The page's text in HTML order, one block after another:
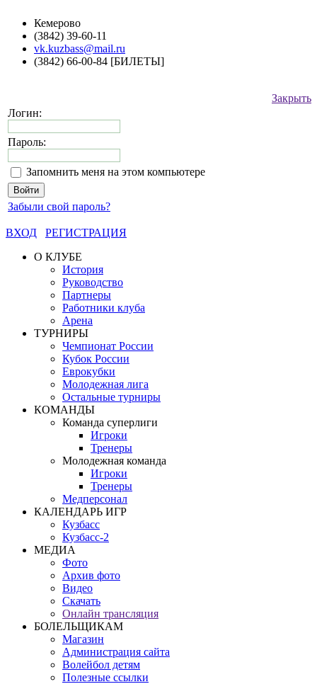
Кемерово
(3842) 39-60-11
vk.kuzbass@mail.ru
(3842) 66-00-84 [БИЛЕТЫ]
Закрыть
Логин:
Пароль:
Запомнить меня на этом компьютере
Забыли свой пароль?
ВХОД
РЕГИСТРАЦИЯ
О КЛУБЕ
История
Руководство
Партнеры
Работники клуба
Арена
ТУРНИРЫ
Чемпионат России
Кубок России
Еврокубки
Молодежная лига
Остальные турниры
КОМАНДЫ
Команда суперлиги
Игроки
Тренеры
Молодежная команда
Игроки
Тренеры
Медперсонал
КАЛЕНДАРЬ ИГР
Кузбасс
Кузбасс-2
МЕДИА
Фото
Архив фото
Видео
Скачать
Онлайн трансляция
БОЛЕЛЬЩИКАМ
Магазин
Администрация сайта
Волейбол детям
Полезные ссылки